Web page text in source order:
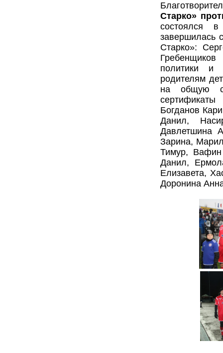
Старко»
состоялся
завершилась
Старко»:
политики и
родителям
на общую
Богданов
Данил,
Давлетшина
Зарина,
Тимур, Вафин
Данил,
Елизавета,
Доронина